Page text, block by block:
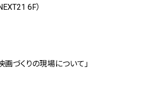
6F）
画づくりの現場について」